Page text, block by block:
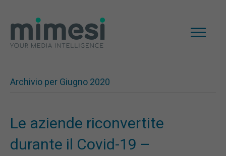
Archivio per Giugno 2020
Le aziende riconvertite
durante il Covid-19 –